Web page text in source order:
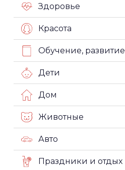
Здоровье
Красота
Обучение, развитие
Дети
Дом
Животные
Авто
Праздники и отдых